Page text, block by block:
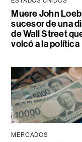
Muere John
sucesor de una
de Wall Street
volcó a la política
MERCADOS